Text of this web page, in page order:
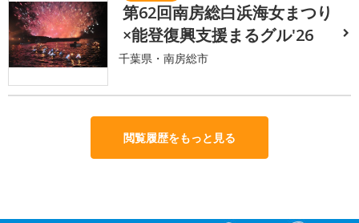
第62回南房総白浜海女まつり
×能登復興支援まるグル'26
千葉県・南房総市
閲覧履歴をもっと見る